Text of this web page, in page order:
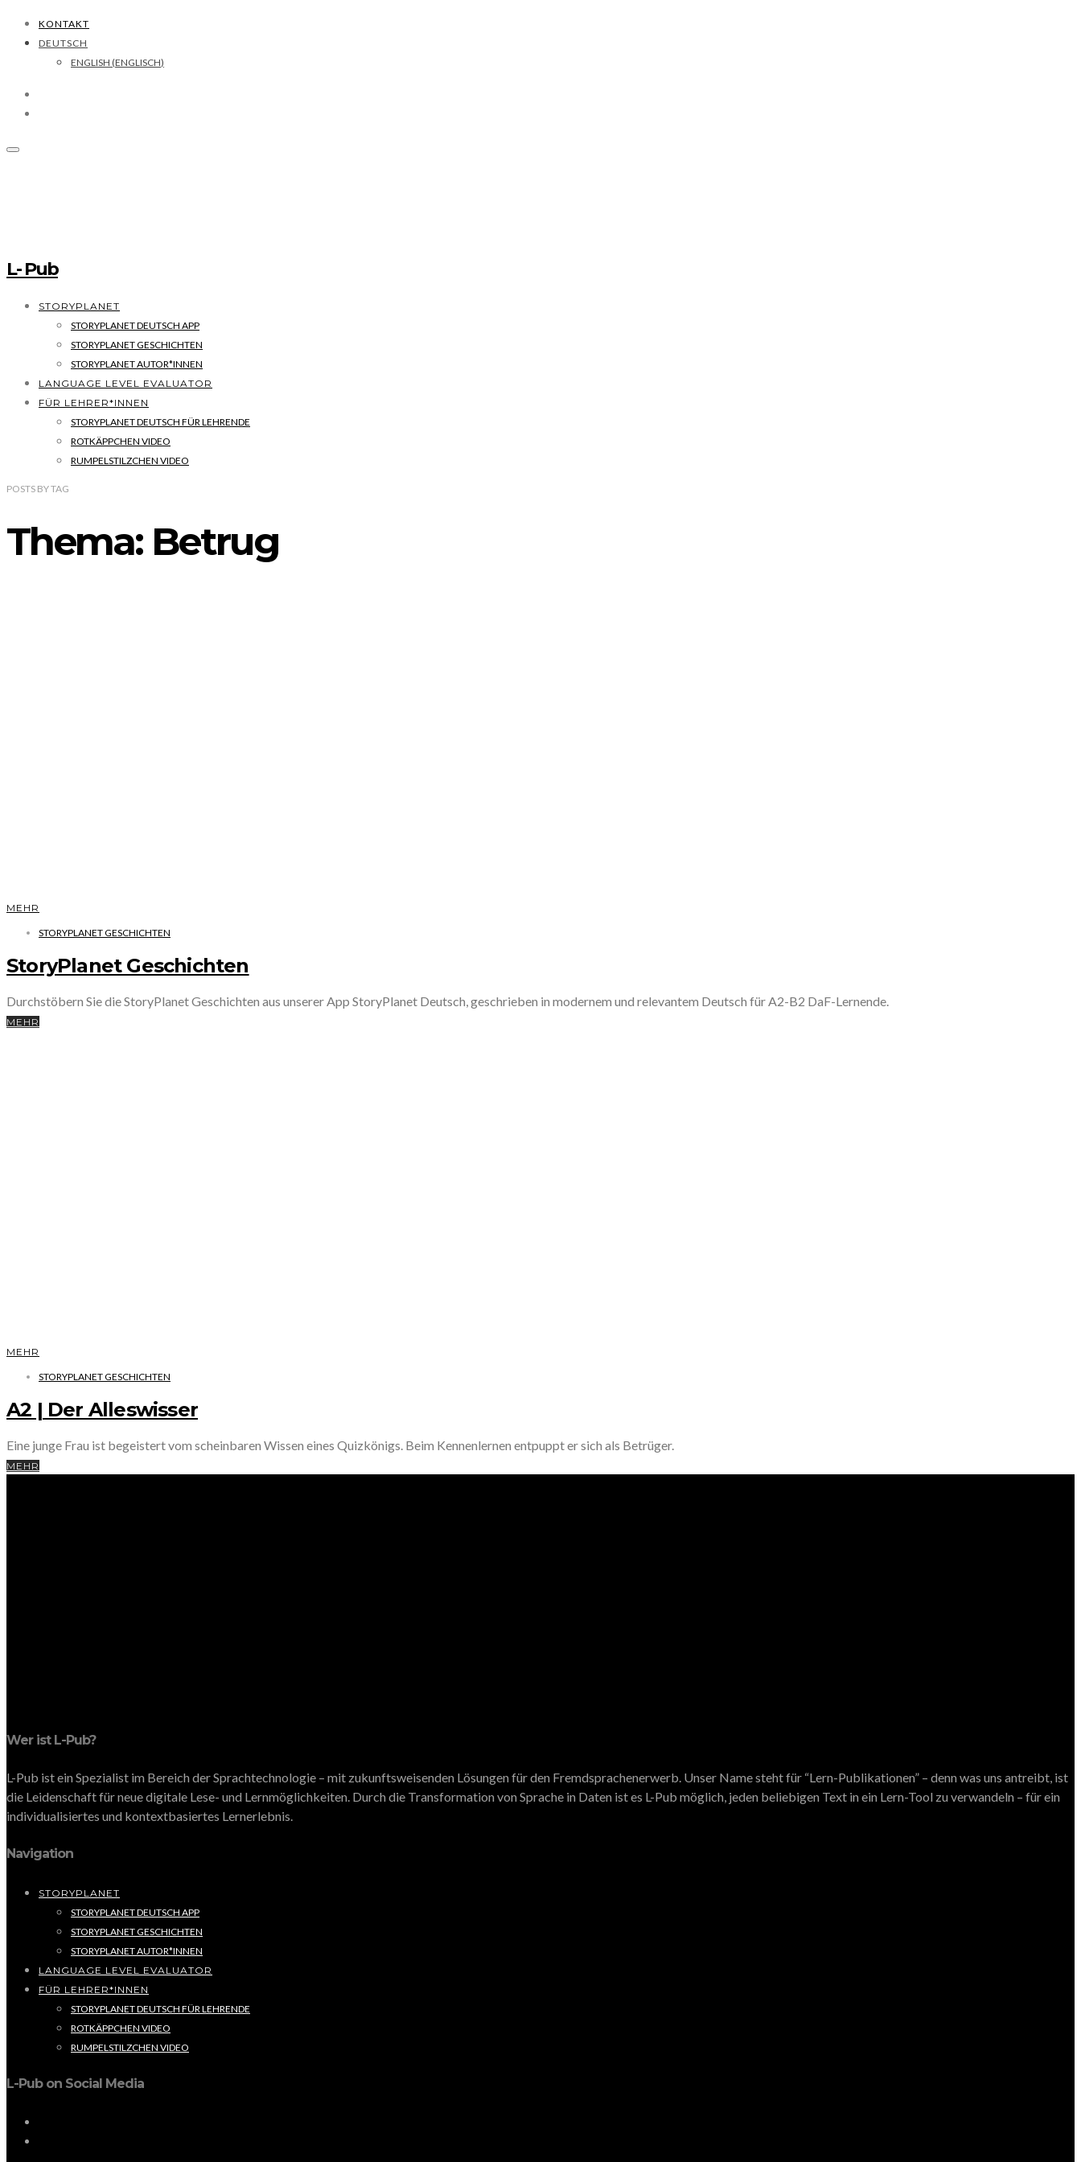
KONTAKT
DEUTSCH
ENGLISH (ENGLISCH)
L- Pub
STORYPLANET
STORYPLANET DEUTSCH APP
STORYPLANET GESCHICHTEN
STORYPLANET AUTOR*INNEN
LANGUAGE LEVEL EVALUATOR
FÜR LEHRER*INNEN
STORYPLANET DEUTSCH FÜR LEHRENDE
ROTKÄPPCHEN VIDEO
RUMPELSTILZCHEN VIDEO
POSTS BYTAG
Thema: Betrug
MEHR
STORYPLANET GESCHICHTEN
StoryPlanet Geschichten
Durchstöbern Sie die StoryPlanet Geschichten aus unserer App StoryPlanet Deutsch, geschrieben in modernem und relevantem Deutsch für A2-B2 DaF-Lernende.
MEHR
MEHR
STORYPLANET GESCHICHTEN
A2 | Der Alleswisser
Eine junge Frau ist begeistert vom scheinbaren Wissen eines Quizkönigs. Beim Kennenlernen entpuppt er sich als Betrüger.
MEHR
Wer ist L-Pub?
L-Pub ist ein Spezialist im Bereich der Sprachtechnologie – mit zukunftsweisenden Lösungen für den Fremdsprachenerwerb. Unser Name steht für “Lern-Publikationen” – denn was uns antreibt, ist
die Leidenschaft für neue digitale Lese- und Lernmöglichkeiten. Durch die Transformation von Sprache in Daten ist es L-Pub möglich, jeden beliebigen Text in ein Lern-Tool zu verwandeln – für ein
individualisiertes und kontextbasiertes Lernerlebnis.
Navigation
STORYPLANET
STORYPLANET DEUTSCH APP
STORYPLANET GESCHICHTEN
STORYPLANET AUTOR*INNEN
LANGUAGE LEVEL EVALUATOR
FÜR LEHRER*INNEN
STORYPLANET DEUTSCH FÜR LEHRENDE
ROTKÄPPCHEN VIDEO
RUMPELSTILZCHEN VIDEO
L-Pub on Social Media